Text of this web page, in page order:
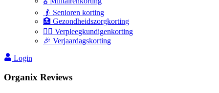
👴 Senioren korting
🏥 Gezondheidszorgkorting
👩‍⚕️ Verpleegkundigenkorting
🎉 Verjaardagskorting
Login
Organix Reviews